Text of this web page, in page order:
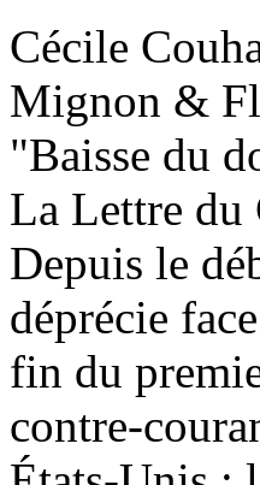
Cécile
Mignon &
"Baisse du
La Lettre du
Depuis le
déprécie
fin du
contre-